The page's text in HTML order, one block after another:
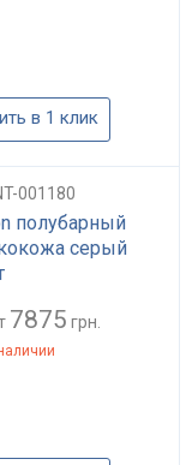
в 1 клик
001180
полубарный
серый
7875 грн.